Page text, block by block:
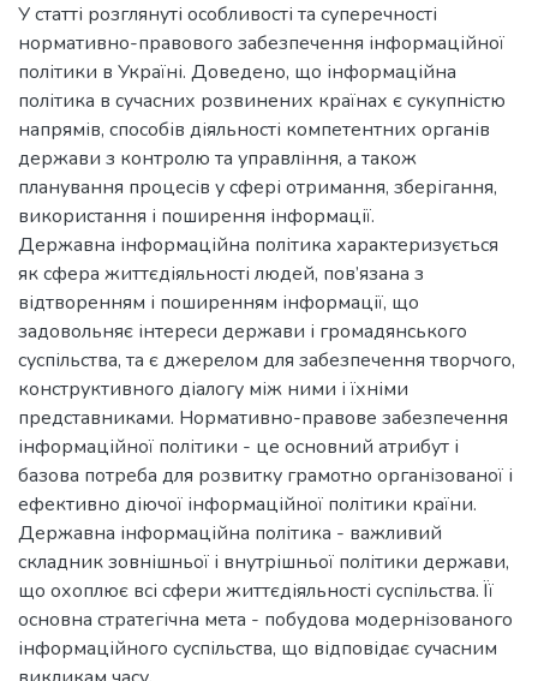
У статті розглянуті особливості та суперечності
нормативно-правового забезпечення інформаційної
політики в Україні. Доведено, що інформаційна
політика в сучасних розвинених країнах є сукупністю
напрямів, способів діяльності компетентних органів
держави з контролю та управління, а також
планування процесів у сфері отримання, зберігання,
використання і поширення інформації.
Державна інформаційна політика характеризується
як сфера життєдіяльності людей, пов’язана з
відтворенням і поширенням інформації, що
задовольняє інтереси держави і громадянського
суспільства, та є джерелом для забезпечення творчого,
конструктивного діалогу між ними і їхніми
представниками. Нормативно-правове забезпечення
інформаційної політики - це основний атрибут і
базова потреба для розвитку грамотно організованої і
ефективно діючої інформаційної політики країни.
Державна інформаційна політика - важливий
складник зовнішньої і внутрішньої політики держави,
що охоплює всі сфери життєдіяльності суспільства. Її
основна стратегічна мета - побудова модернізованого
інформаційного суспільства, що відповідає сучасним